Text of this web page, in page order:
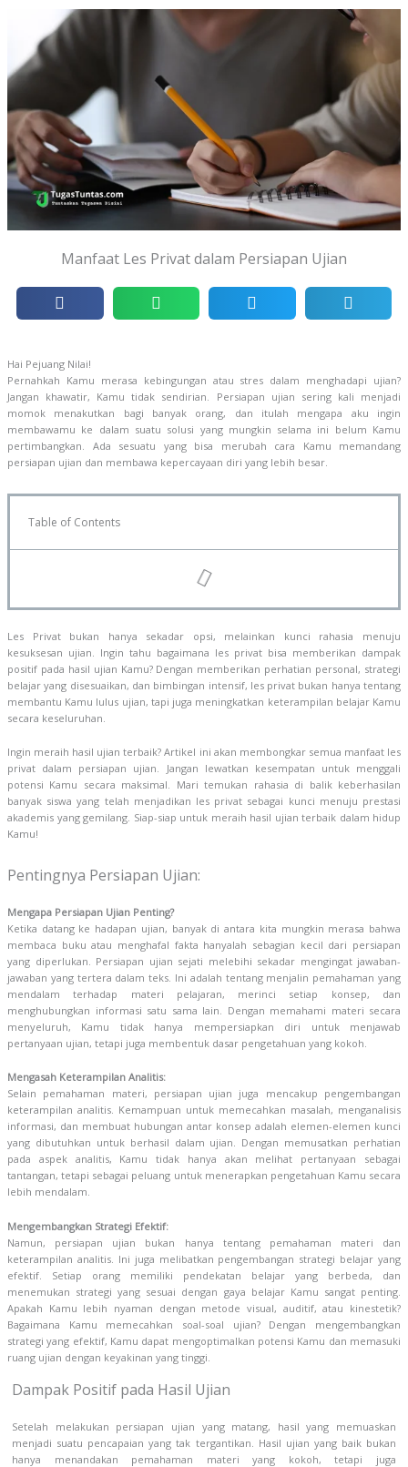
Manfaat Les Privat dalam Persiapan Ujian
Hai Pejuang Nilai!
Pernahkah Kamu merasa kebingungan atau stres dalam menghadapi ujian?
Jangan khawatir, Kamu tidak sendirian. Persiapan ujian sering kali menjadi
momok menakutkan bagi banyak orang, dan itulah mengapa aku ingin
membawamu ke dalam suatu solusi yang mungkin selama ini belum Kamu
pertimbangkan. Ada sesuatu yang bisa merubah cara Kamu memandang
persiapan ujian dan membawa kepercayaan diri yang lebih besar.
Table of Contents
Les Privat bukan hanya sekadar opsi, melainkan kunci rahasia menuju
kesuksesan ujian. Ingin tahu bagaimana les privat bisa memberikan dampak
positif pada hasil ujian Kamu? Dengan memberikan perhatian personal, strategi
belajar yang disesuaikan, dan bimbingan intensif, les privat bukan hanya tentang
membantu Kamu lulus ujian, tapi juga meningkatkan keterampilan belajar Kamu
secara keseluruhan.
Ingin meraih hasil ujian terbaik? Artikel ini akan membongkar semua manfaat les
privat dalam persiapan ujian. Jangan lewatkan kesempatan untuk menggali
potensi Kamu secara maksimal. Mari temukan rahasia di balik keberhasilan
banyak siswa yang telah menjadikan les privat sebagai kunci menuju prestasi
akademis yang gemilang. Siap-siap untuk meraih hasil ujian terbaik dalam hidup
Kamu!
Pentingnya Persiapan Ujian:
Mengapa Persiapan Ujian Penting?
Ketika datang ke hadapan ujian, banyak di antara kita mungkin merasa bahwa
membaca buku atau menghafal fakta hanyalah sebagian kecil dari persiapan
yang diperlukan. Persiapan ujian sejati melebihi sekadar mengingat jawaban-
jawaban yang tertera dalam teks. Ini adalah tentang menjalin pemahaman yang
mendalam terhadap materi pelajaran, merinci setiap konsep, dan
menghubungkan informasi satu sama lain. Dengan memahami materi secara
menyeluruh, Kamu tidak hanya mempersiapkan diri untuk menjawab
pertanyaan ujian, tetapi juga membentuk dasar pengetahuan yang kokoh.
Mengasah Keterampilan Analitis:
Selain pemahaman materi, persiapan ujian juga mencakup pengembangan
keterampilan analitis. Kemampuan untuk memecahkan masalah, menganalisis
informasi, dan membuat hubungan antar konsep adalah elemen-elemen kunci
yang dibutuhkan untuk berhasil dalam ujian. Dengan memusatkan perhatian
pada aspek analitis, Kamu tidak hanya akan melihat pertanyaan sebagai
tantangan, tetapi sebagai peluang untuk menerapkan pengetahuan Kamu secara
lebih mendalam.
Mengembangkan Strategi Efektif:
Namun, persiapan ujian bukan hanya tentang pemahaman materi dan
keterampilan analitis. Ini juga melibatkan pengembangan strategi belajar yang
efektif. Setiap orang memiliki pendekatan belajar yang berbeda, dan
menemukan strategi yang sesuai dengan gaya belajar Kamu sangat penting.
Apakah Kamu lebih nyaman dengan metode visual, auditif, atau kinestetik?
Bagaimana Kamu memecahkan soal-soal ujian? Dengan mengembangkan
strategi yang efektif, Kamu dapat mengoptimalkan potensi Kamu dan memasuki
ruang ujian dengan keyakinan yang tinggi.
Dampak Positif pada Hasil Ujian
Setelah melakukan persiapan ujian yang matang, hasil yang memuaskan
menjadi suatu pencapaian yang tak tergantikan. Hasil ujian yang baik bukan
hanya menandakan pemahaman materi yang kokoh, tetapi juga